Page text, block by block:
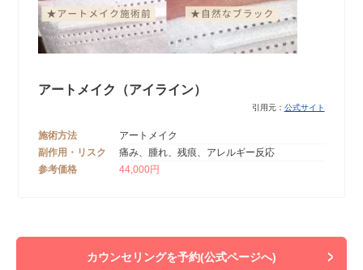
アートメイク（アイライン）
引用元： 公式サイト
施術方法
アートメイク
副作用・リスク
痛み、腫れ、残痕、アレルギー反応
参考価格
44,000円
カウンセリングを予約(公式ページへ)